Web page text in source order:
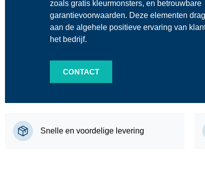
zoals gratis kleurmonsters, en betrouwbare
garantievoorwaarden. Deze elementen
aan de algehele positieve ervaring van
het bedrijf.
CONTACT
Snelle en voordelige levering